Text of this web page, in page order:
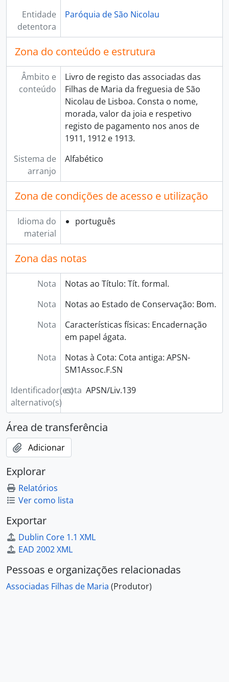
Entidade
detentora
Paróquia de São Nicolau
Zona do conteúdo e estrutura
Âmbito e
conteúdo
Livro de registo das associadas das
Filhas de Maria da freguesia de São
Nicolau de Lisboa. Consta o nome,
morada, valor da joia e respetivo
registo de pagamento nos anos de
1911, 1912 e 1913.
Sistema de
arranjo
Alfabético
Zona de condições de acesso e utilização
Idioma do
material
português
Zona das notas
Nota
Notas ao Título: Tít. formal.
Nota
Notas ao Estado de Conservação: Bom.
Nota
Características físicas: Encadernação
em papel ágata.
Nota
Notas à Cota: Cota antiga: APSN-
SM1Assoc.F.SN
Identificador(es)
alternativo(s)
cota APSN/Liv.139
Área de transferência
Adicionar
Explorar
Relatórios
Ver como lista
Exportar
Dublin Core 1.1 XML
EAD 2002 XML
Pessoas e organizações relacionadas
Associadas Filhas de Maria (Produtor)